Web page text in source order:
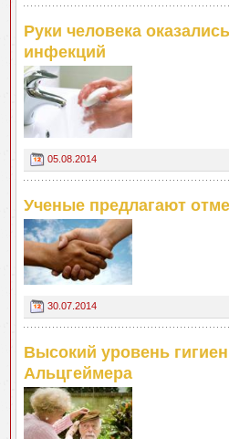
Руки человека
инфекций
05.08.2014
Ученые предлагают
30.07.2014
Высокий уровень
Альцгеймера